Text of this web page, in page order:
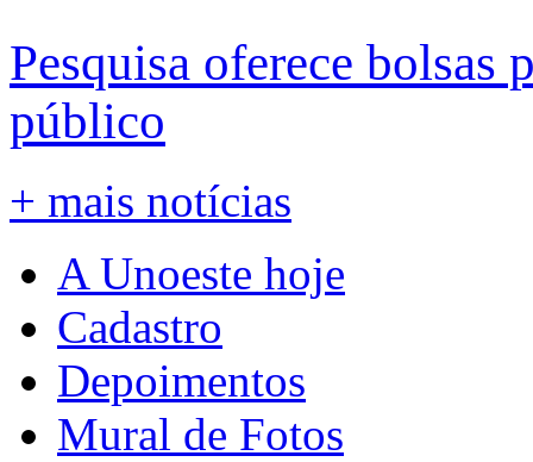
Pesquisa oferece bolsas
público
+ mais notícias
A Unoeste hoje
Cadastro
Depoimentos
Mural de Fotos